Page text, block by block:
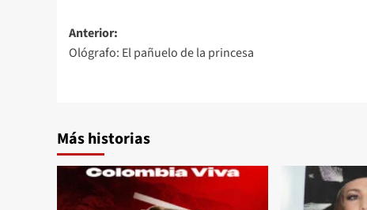
Navegación
de
Anterior:
Ológrafo: El pañuelo de la princesa
Más historias